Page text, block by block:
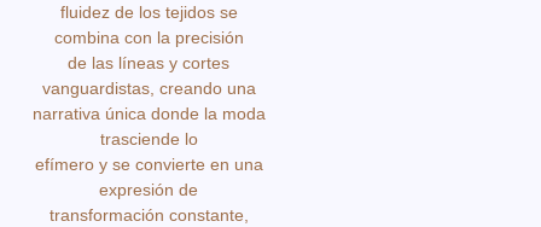
fluidez de los tejidos se
combina con la precisión
de las líneas y cortes
vanguardistas, creando una
narrativa única donde la moda
trasciende lo
efímero y se convierte en una
expresión de
transformación constante,